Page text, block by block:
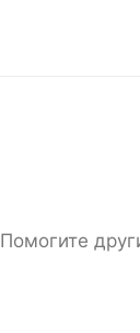
Помогите